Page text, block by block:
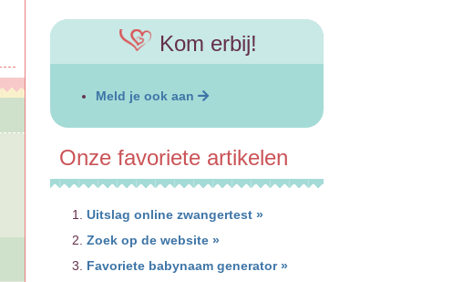
Kom erbij!
Meld je ook aan
Onze favoriete artikelen
Uitslag online zwangertest »
Zoek op de website »
Favoriete babynaam generator »